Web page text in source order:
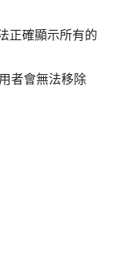
正確顯示所有的
者會無法移除